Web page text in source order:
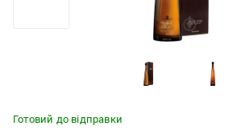
Готовий до відправки